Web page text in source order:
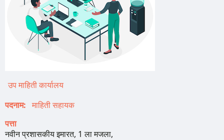
उप माहिती कार्यालय
पदनाम
माहिती सहायक
पत्ता
नवीन प्रशासकीय इमारत, 1 ला मजला,